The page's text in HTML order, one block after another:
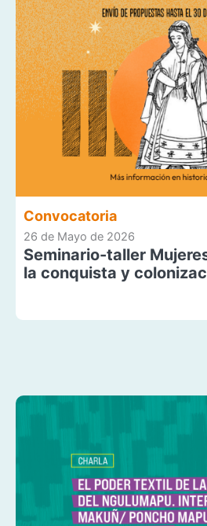
Convocatoria
26 de Mayo de 2026
Seminario-taller
la conquista y